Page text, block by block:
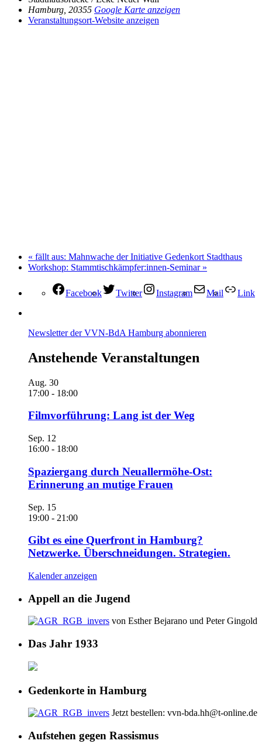
Hamburg 20355 Google Karte anzeigen
Veranstaltungsort-Website anzeigen
« fällt aus: Mahnwache der Initiative Gedenkort Stadthaus
Workshop: Stammtischkämpfer:innen-Seminar »
Facebook Twitter Instagram Mail Link
Newsletter der VVN-BdA Hamburg abonnieren
Anstehende Veranstaltungen
Aug. 30
17:00 - 18:00
Filmvorführung: Lang ist der Weg
Sep. 12
16:00 - 18:00
Spaziergang durch Neuallermöhe-Ost:
Erinnerung an mutige Frauen
Sep. 15
19:00 - 21:00
Gibt es eine Querfront in Hamburg?
Netzwerke. Überschneidungen. Strategien.
Kalender anzeigen
Appell an die Jugend
von Esther Bejarano und Peter Gingold
Das Jahr 1933
Gedenkorte in Hamburg
Jetzt bestellen: vvn-bda.hh@t-online.de
Aufstehen gegen Rassismus